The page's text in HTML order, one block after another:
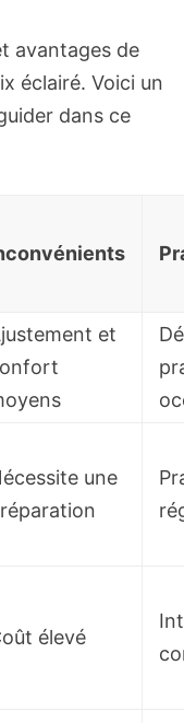
avantages de
éclairé. Voici un
dans ce
et
une
élevé